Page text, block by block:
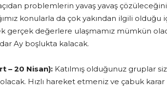
problemlerin yavaş yavaş çözüleceğini
konularla da çok yakından ilgili olduğu
gerçek değerlere ulaşmamız mümkün
Ay boşlukta kalacak.
– 20 Nisan): Katılmış olduğunuz gruplar
Hızlı hareket etmeniz ve çabuk karar